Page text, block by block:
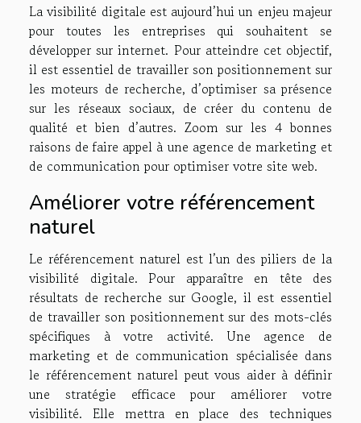
La visibilité digitale est aujourd’hui un enjeu majeur
pour toutes les entreprises qui souhaitent se
développer sur internet. Pour atteindre cet objectif,
il est essentiel de travailler son positionnement sur
les moteurs de recherche, d’optimiser sa présence
sur les réseaux sociaux, de créer du contenu de
qualité et bien d’autres. Zoom sur les 4 bonnes
raisons de faire appel à une agence de marketing et
de communication pour optimiser votre site web.
Améliorer votre référencement
naturel
Le référencement naturel est l’un des piliers de la
visibilité digitale. Pour apparaître en tête des
résultats de recherche sur Google, il est essentiel
de travailler son positionnement sur des mots-clés
spécifiques à votre activité. Une agence de
marketing et de communication spécialisée dans
le référencement naturel peut vous aider à définir
une stratégie efficace pour améliorer votre
visibilité. Elle mettra en place des techniques